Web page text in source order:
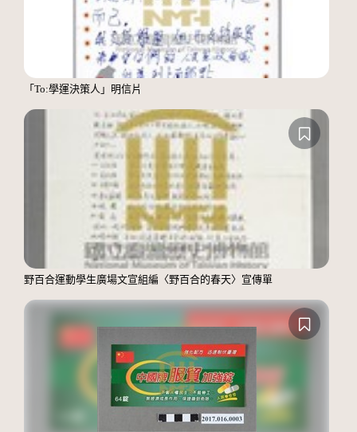
「To:學運決策人」明信片
野百合運動學生廣場文宣組編〈野百合的春天〉宣傳單